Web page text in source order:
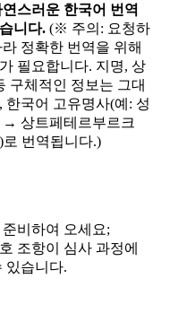
스러운 한국어 번역
니다. (※ 주의: 요청하
정확한 번역을 위해
필요합니다. 지명, 상
구체적인 정보는 그대
한국어 고유명사(예: 성
→ 상트페테르부르크
번역됩니다.)
비하여 오세요;
조항이 심사 과정에
있습니다.